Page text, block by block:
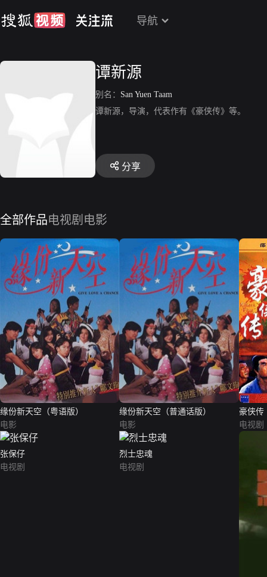
导航
谭新源
别名： San Yuen Taam
谭新源，导演，代表作有《豪侠传》等。
分享
全部作品电视剧 电影
缘份新天空（粤语版）
电影
缘份新天空（普通话版）
电影
豪侠传
电视剧
张保仔
电视剧
烈士忠魂
电视剧